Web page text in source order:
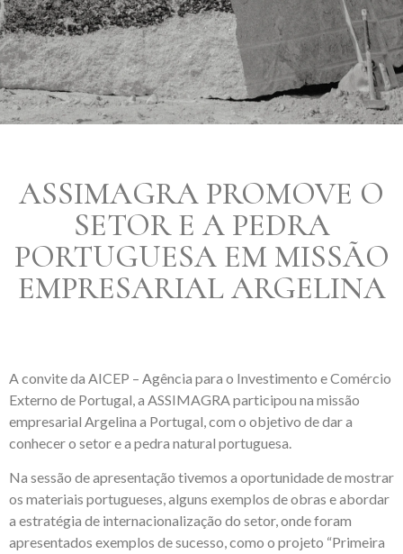
ASSIMAGRA PROMOVE O
SETOR E A PEDRA
PORTUGUESA EM MISSÃO
EMPRESARIAL ARGELINA
A convite da AICEP – Agência para o Investimento e Comércio
Externo de Portugal, a ASSIMAGRA participou na missão
empresarial Argelina a Portugal, com o objetivo de dar a
conhecer o setor e a pedra natural portuguesa.
Na sessão de apresentação tivemos a oportunidade de mostrar
os materiais portugueses, alguns exemplos de obras e abordar
a estratégia de internacionalização do setor, onde foram
apresentados exemplos de sucesso, como o projeto “Primeira